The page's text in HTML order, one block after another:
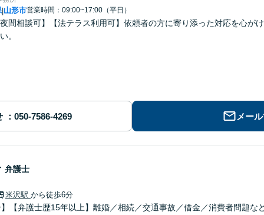
|山形市営業時間：09:00~17:00（平日）
間相談可】【法テラス利用可】依頼者の方に寄り添った対応を心が
。
メー
弁護士
米沢駅 から徒歩6分
【弁護士歴15年以上】離婚／相続／交通事故／借金／消費者問題な